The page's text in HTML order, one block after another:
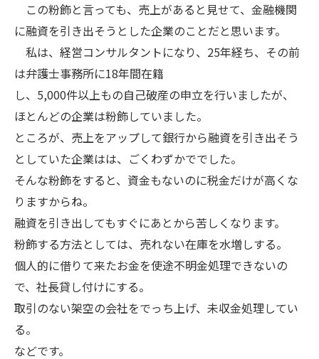
この粉飾と言っても、売上があると見せて、金融機関
に融資を引き出そうとした企業のことだと思います。
私は、経営コンサルタントになり、25年経ち、その前
は弁護士事務所に18年間在籍
し、5,000件以上もの自己破産の申立を行いましたが、
ほとんどの企業は粉飾していました。
ところが、売上をアップして銀行から融資を引き出そう
としていた企業はは、ごくわずかででした。
そんな粉飾をすると、資金もないのに税金だけが高くな
りますからね。
融資を引き出してもすぐにあとから苦しくなります。
粉飾する方法としては、売れない在庫を水増しする。
個人的に借りて来たお金を使途不明金処理できないの
で、社長貸し付けにする。
取引のない架空の会社をでっち上げ、未収金処理してい
る。
などです。